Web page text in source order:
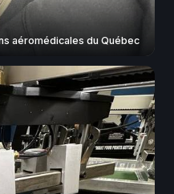
aéromédicales du Québec